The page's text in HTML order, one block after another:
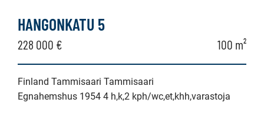
HANGONKATU 5
228 000 € 100 m²
Finland Tammisaari Tammisaari
Egnahemshus 1954 4 h,k,2 kph/wc,et,khh,varastoja